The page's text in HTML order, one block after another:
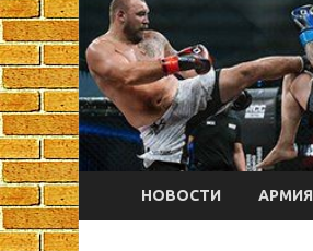
НОВОСТИ АРМИЯ